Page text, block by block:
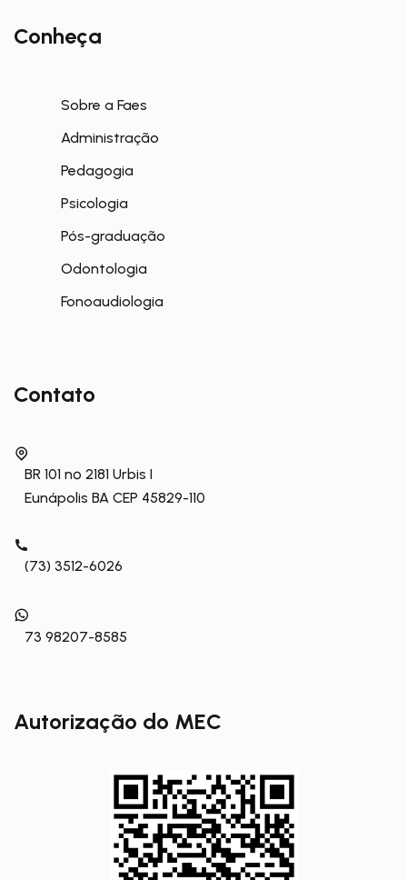
Conheça
Sobre a Faes
Administração
Pedagogia
Psicologia
Pós-graduação
Odontologia
Fonoaudiologia
Contato
BR 101 nº 2181 Urbis I
Eunápolis BA CEP 45829-110
(73) 3512-6026
73 98207-8585
Autorização do MEC